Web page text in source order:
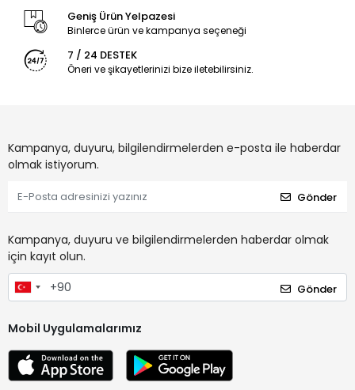
Geniş Ürün Yelpazesi
Binlerce ürün ve kampanya seçeneği
7 / 24 DESTEK
Öneri ve şikayetlerinizi bize iletebilirsiniz.
Kampanya, duyuru, bilgilendirmelerden e-posta ile haberdar
olmak istiyorum.
Gönder
Kampanya, duyuru ve bilgilendirmelerden haberdar olmak
için kayıt olun.
Gönder
Mobil Uygulamalarımız